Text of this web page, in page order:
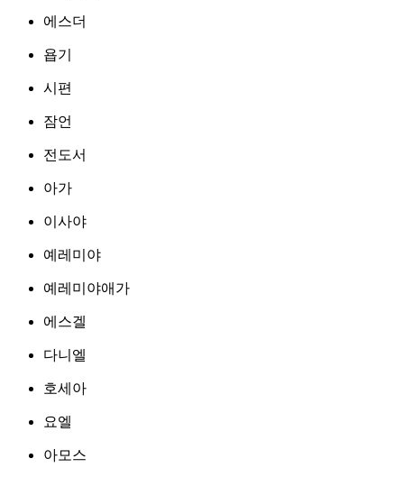
에스더
욥기
시편
잠언
전도서
아가
이사야
예레미야
예레미야애가
에스겔
다니엘
호세아
요엘
아모스